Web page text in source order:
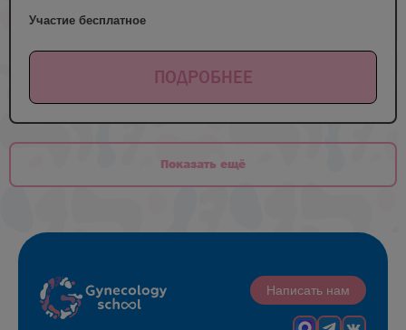
Участие бесплатное
ПОДРОБНЕЕ
Показать ещё
Написать нам